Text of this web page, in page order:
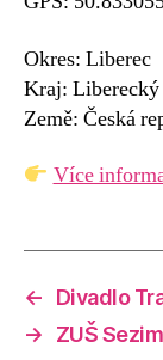
Okres: Liberec
Kraj: Liberecký
Země: Česká
Více
←
Divadlo
→
ZUŠ